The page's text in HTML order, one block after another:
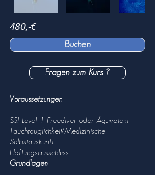
480,-€
Buchen
Fragen zum Kurs ?
Voraussetzungen
SSI Level 1 Freediver oder Äquivalent
Tauchtauglichkeit/Medizinische
Selbstauskunft
Haftungsausschluss
Grundlagen